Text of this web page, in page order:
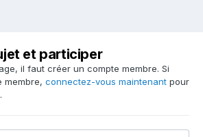
et participer
il faut créer un compte membre. Si
membre, connectez-vous maintenant pour